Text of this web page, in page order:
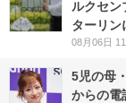
ルクセ
ターリン
08月06日
5児の母
からの電